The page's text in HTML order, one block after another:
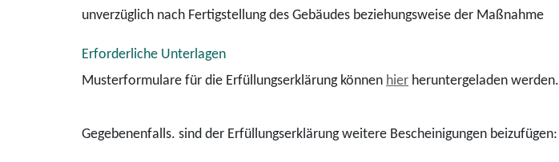
unverzüglich nach Fertigstellung des Gebäudes beziehungsweise der Maßnahme
Erforderliche Unterlagen
Musterformulare für die Erfüllungserklärung können hier heruntergeladen werden.
Gegebenenfalls. sind der Erfüllungserklärung weitere Bescheinigungen beizufügen: